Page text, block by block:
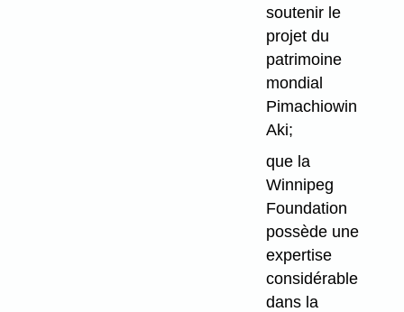
soutenir le
projet du
patrimoine
mondial
Pimachiowin
Aki;
que la
Winnipeg
Foundation
possède une
expertise
considérable
dans la